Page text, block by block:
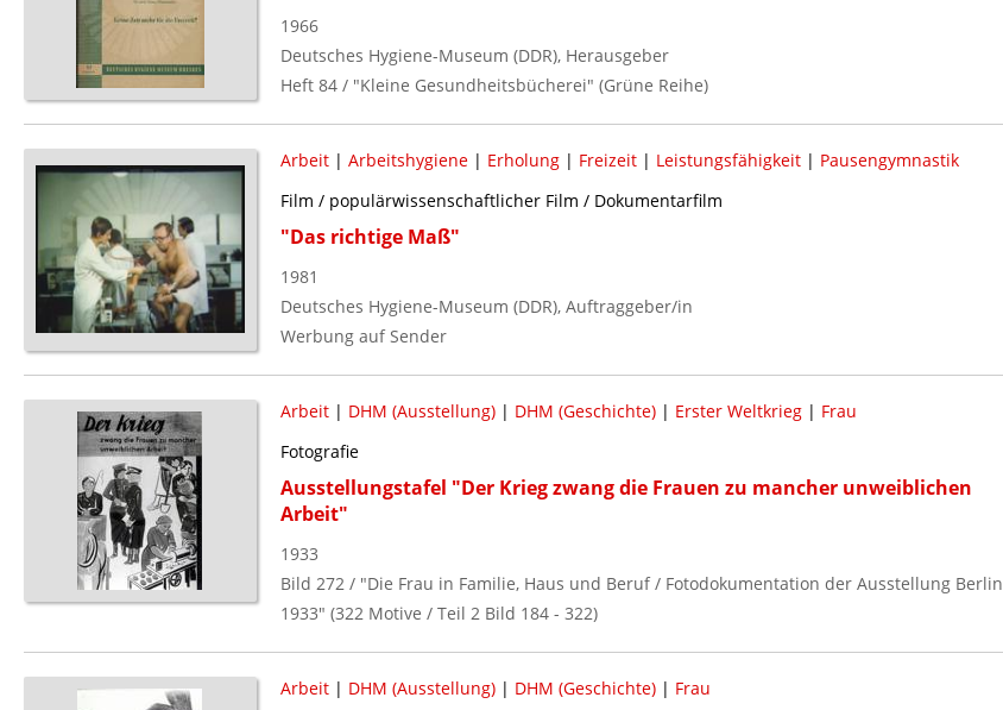
1966
Deutsches Hygiene-Museum (DDR), Herausgeber
Heft 84 / "Kleine Gesundheitsbücherei" (Grüne Reihe)
Arbeit| Arbeitshygiene| Erholung| Freizeit| Leistungsfähigkeit| Pausengymnastik
Film / populärwissenschaftlicher Film / Dokumentarfilm
"Das richtige Maß"
1981
Deutsches Hygiene-Museum (DDR), Auftraggeber/in
Werbung auf Sender
Arbeit| DHM (Ausstellung)| DHM (Geschichte)| Erster Weltkrieg| Frau
Fotografie
Ausstellungstafel "Der Krieg zwang die Frauen zu mancher unweiblichen
Arbeit"
1933
Bild 272 / "Die Frau in Familie, Haus und Beruf / Fotodokumentation der Ausstellung Berlin
1933" (322 Motive / Teil 2 Bild 184 - 322)
Arbeit| DHM (Ausstellung)| DHM (Geschichte)| Frau